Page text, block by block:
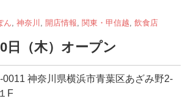
ん
神奈川 開店情報 関東・甲信越 飲食店
日（木）オープン
0011 神奈川県横浜市青葉区あざみ野2-
F